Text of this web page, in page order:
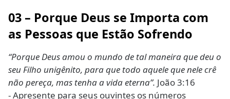
03 – Porque Deus se Importa com
as Pessoas que Estão Sofrendo
“Porque Deus amou o mundo de tal maneira que deu o
seu Filho unigênito, para que todo aquele que nele crê
não pereça, mas tenha a vida eterna”. João 3:16
- Apresente para seus ouvintes os números